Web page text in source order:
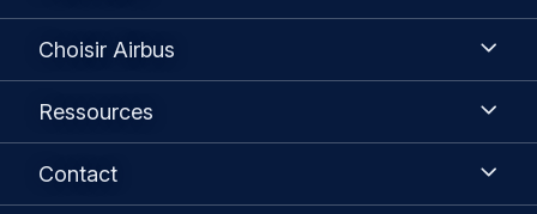
Choisir Airbus
Ressources
Contact